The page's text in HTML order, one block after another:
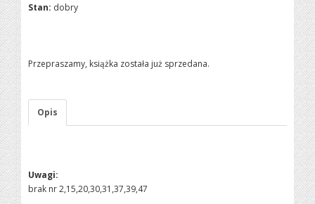
Stan: dobry
Przepraszamy, książka została już sprzedana.
Opis
Uwagi:
brak nr 2,15,20,30,31,37,39,47